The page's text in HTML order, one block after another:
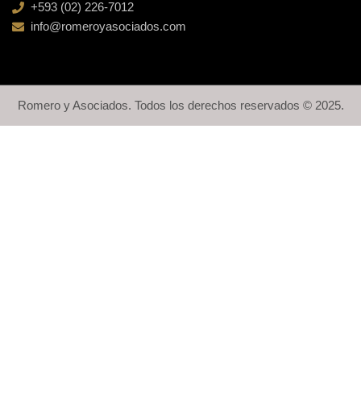
+593 (02) 226-7012
info@romeroyasociados.com
Romero y Asociados. Todos los derechos reservados © 2025.